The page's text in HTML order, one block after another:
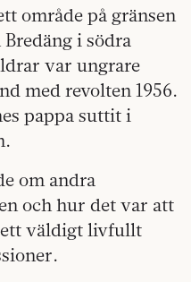
område på gränsen
i södra
var ungrare
med revolten 1956.
pappa suttit i
om andra
och hur det var att
ett väldigt livfullt